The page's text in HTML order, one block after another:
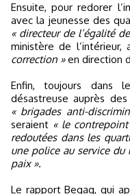
Ensuite, pour redorer
avec la jeunesse des
« directeur de l’égalité
ministère de l’intérieur,
correction »en direction
Enfin, toujours dans
désastreuse auprès
« brigades anti-
seraient « le
redoutées dans les
une police au service
paix ».
Le rapport Begag, qui